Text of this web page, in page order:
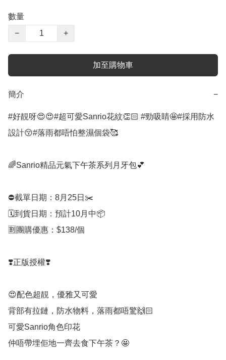
數量
−
+
加至購物車
簡介 −
#好靚呀😍😍#超可愛Sanrio花紋👏🏻 #勁吸睛🤩#採用防水
設計😚#落雨都唔怕整濕個袋🥰
🌈Sanrio精品元氣下午茶系列月牙包💕
⛔️截單日期：8月25日✂️
🗓️到貨日期：預計10月中📦
🈹團購優惠：$138/個
❣️正版授權❣️
😍配色超靚，優雅又可愛
背部有拉鏈，防水物料，落雨都唔驚🙌🏻
可愛Sanrio角色印花
仲唔帶埋佢地一齊去食下午茶？🤩